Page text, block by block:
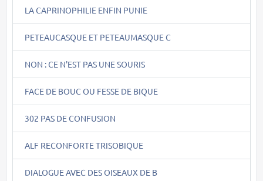
LA CAPRINOPHILIE ENFIN PUNIE
PETEAUCASQUE ET PETEAUMASQUE C
NON : CE N'EST PAS UNE SOURIS
FACE DE BOUC OU FESSE DE BIQUE
302 PAS DE CONFUSION
ALF RECONFORTE TRISOBIQUE
DIALOGUE AVEC DES OISEAUX DE B